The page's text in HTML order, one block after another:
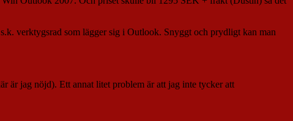
verktygsrad som lägger sig i Outlook. Snyggt och prydligt kan man
är jag nöjd). Ett annat litet problem är att jag inte tycker att